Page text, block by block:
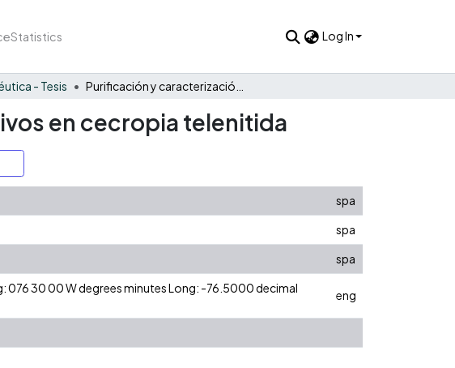
Statistics Log In
- Tesis
en cecropia telenitida
spa
spa
spa
076 30 00 W degrees minutes Long: -76.5000 decimal
eng